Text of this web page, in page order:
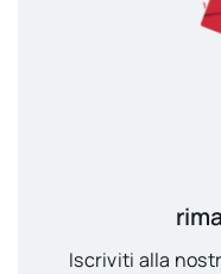
Iscriviti alla